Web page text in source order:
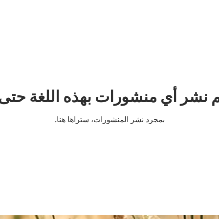
نشر أي منشورات بهذه اللغة
بمجرد نشر المنشورات، ستراها هنا.